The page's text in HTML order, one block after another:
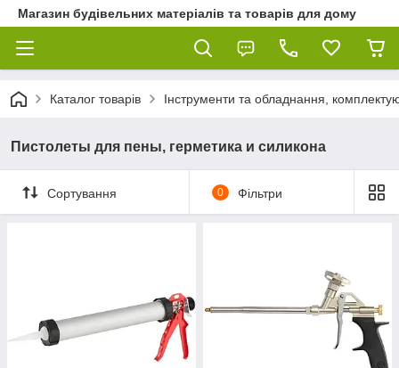
Магазин будівельних матеріалів та товарів для дому
Каталог товарів Інструменти та обладнання,
Пистолеты для пены, герметика и силикона
Сортування 0 Фільтри